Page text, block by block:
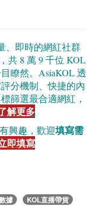
、即時的網紅社群
共 8 萬 9 千位 KOL
瞭然。AsiaKOL 透
分機制、快捷的內
篩選最合適網紅，
解更多
興趣，歡迎填寫需
即填寫
據
KOL直播帶貨